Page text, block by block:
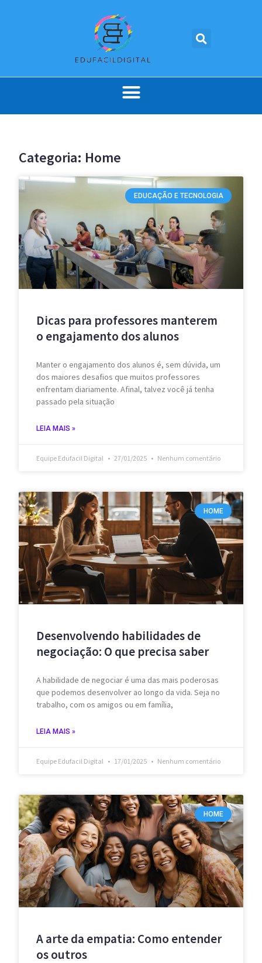
Categoria: Home
EDUCAÇÃO E TECNOLOGIA
Dicas para professores manterem
o engajamento dos alunos
Manter o engajamento dos alunos é, sem dúvida, um
dos maiores desafios que muitos professores
enfrentam diariamente. Afinal, talvez você já tenha
passado pela situação
LEIA MAIS »
Equipe Edufacil Digital 27/01/2025 Nenhum comentário
HOME
Desenvolvendo habilidades de
negociação: O que precisa saber
A habilidade de negociar é uma das mais poderosas
que podemos desenvolver ao longo da vida. Seja no
trabalho, com os amigos ou em família,
LEIA MAIS »
Equipe Edufacil Digital 17/01/2025 Nenhum comentário
HOME
A arte da empatia: Como entender
os outros